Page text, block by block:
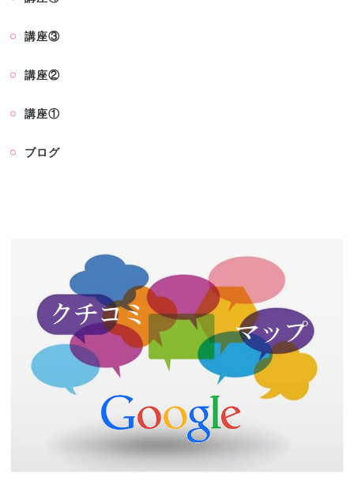
講座③
講座②
講座①
ブログ